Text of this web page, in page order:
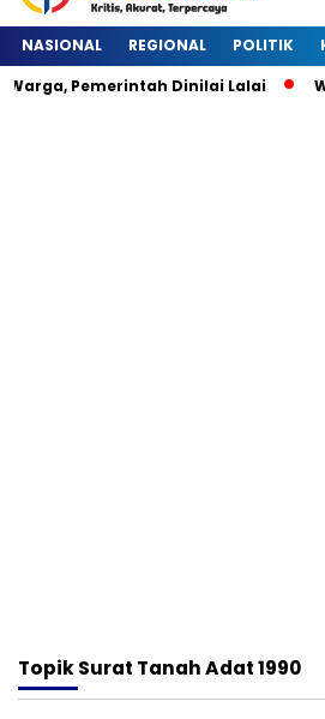
NASIONAL REGIONAL POLITIK
Pemerintah Dinilai Lalai
TopikSurat Tanah Adat 1990